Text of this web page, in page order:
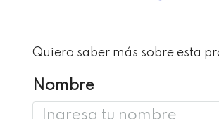
Quiero saber más sobre esta
Nombre